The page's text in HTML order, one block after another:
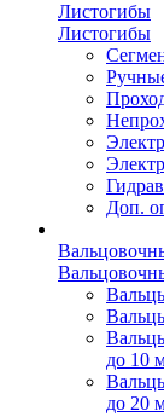
Листогибы
Листогибы
Доп.
до 10
до 20